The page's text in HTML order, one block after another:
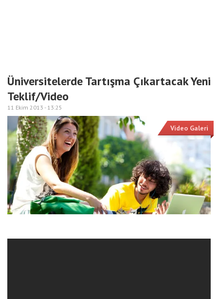
Üniversitelerde Tartışma Çıkartacak Yeni
Teklif/Video
11 Ekim 2013 - 13:25
Video Galeri